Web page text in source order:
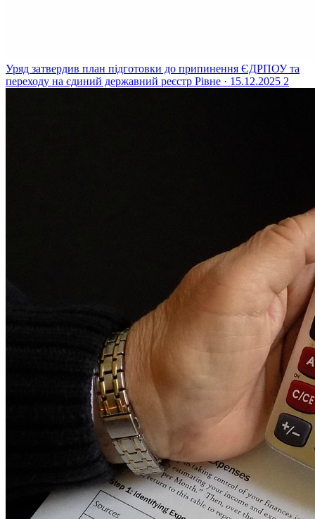
Уряд затвердив план підготовки до припинення ЄДРПОУ та
переходу на єдиний державний реєстр Рівне · 15.12.2025 2